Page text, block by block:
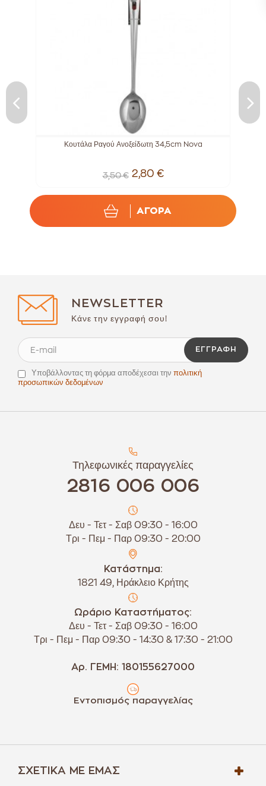
Κουτάλα Ραγού Ανοξείδωτη 34,5cm Nova
3,50 € 2,80 €
ΑΓΟΡΑ
NEWSLETTER
Κάνε την εγγραφή σου!
ΕΓΓΡΑΦΉ
Υποβάλλοντας τη φόρμα αποδέχεσαι την πολιτική
προσωπικών δεδομένων
Τηλεφωνικές παραγγελίες
2816 006 006
Δευ - Τετ - Σαβ 09:30 - 16:00
Τρι - Πεμ - Παρ 09:30 - 20:00
Κατάστημα:
1821 49, Ηράκλειο Κρήτης
Ωράριο Καταστήματος:
Δευ - Τετ - Σαβ 09:30 - 16:00
Τρι - Πεμ - Παρ 09:30 - 14:30 & 17:30 - 21:00
Αρ. ΓΕΜΗ: 180155627000
Εντοπισμός παραγγελίας
ΣΧΕΤΙΚΆ ΜΕ ΕΜΆΣ